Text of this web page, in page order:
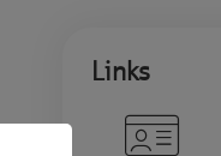
Links